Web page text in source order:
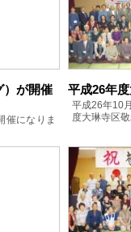
）が開催
催になりま
平成26年
平成26年10
度大琳寺区